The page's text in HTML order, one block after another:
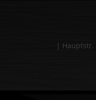
| Hauptstr.